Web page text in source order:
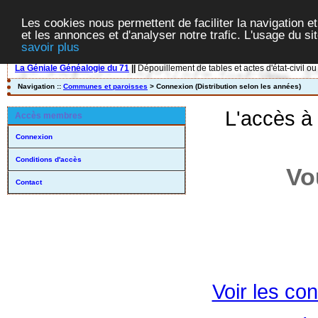
Les cookies nous permettent de faciliter la navigation
et les annonces et d'analyser notre trafic. L'usage du
savoir plus
La Géniale Généalogie du 71 Dépouillement de tables et actes d'état-civil
Navigation :: Communes et paroisses > Connexion (Distribution selon les années)
Accès membres
Connexion
Conditions d'accès
Contact
L'accès
Voir les